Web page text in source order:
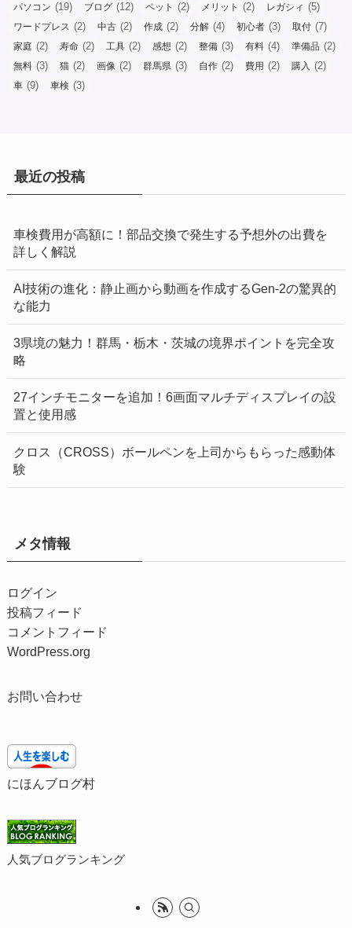
パソコン (19) ブログ (12) ペット (2) メリット (2) レガシィ (5)
ワードプレス (2) 中古 (2) 作成 (2) 分解 (4) 初心者 (3) 取付 (7)
家庭 (2) 寿命 (2) 工具 (2) 感想 (2) 整備 (3) 有料 (4) 準備品 (2)
無料 (3) 猫 (2) 画像 (2) 群馬県 (3) 自作 (2) 費用 (2) 購入 (2)
車 (9) 車検 (3)
最近の投稿
車検費用が高額に！部品交換で発生する予想外の出費を
詳しく解説
AI技術の進化：静止画から動画を作成するGen-2の驚異的
な能力
3県境の魅力！群馬・栃木・茨城の境界ポイントを完全攻
略
27インチモニターを追加！6画面マルチディスプレイの設
置と使用感
クロス（CROSS）ボールペンを上司からもらった感動体
験
メタ情報
ログイン
投稿フィード
コメントフィード
WordPress.org
お問い合わせ
にほんブログ村
人気ブログランキング